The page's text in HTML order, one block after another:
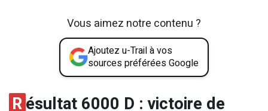
Vous aimez notre contenu ?
Ajoutez u-Trail à vos
sources préférées Google
Résultat 6000 D : victoire de